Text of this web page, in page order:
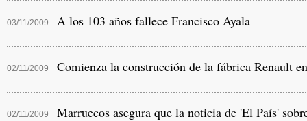
03/11/2009 A los 103 años fallece Francisco Ayala
02/11/2009 Comienza la construcción de la fábrica Renault
02/11/2009 Marruecos asegura que la noticia de 'El País'